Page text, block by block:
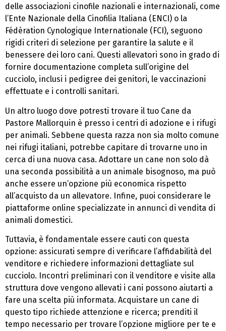
delle associazioni cinofile nazionali e internazionali, come
l’Ente Nazionale della Cinofilia Italiana (ENCI) o la
Fédération Cynologique Internationale (FCI), seguono
rigidi criteri di selezione per garantire la salute e il
benessere dei loro cani. Questi allevatori sono in grado di
fornire documentazione completa sull’origine del
cucciolo, inclusi i pedigree dei genitori, le vaccinazioni
effettuate e i controlli sanitari.
Un altro luogo dove potresti trovare il tuo Cane da
Pastore Mallorquin è presso i centri di adozione e i rifugi
per animali. Sebbene questa razza non sia molto comune
nei rifugi italiani, potrebbe capitare di trovarne uno in
cerca di una nuova casa. Adottare un cane non solo dà
una seconda possibilità a un animale bisognoso, ma può
anche essere un’opzione più economica rispetto
all’acquisto da un allevatore. Infine, puoi considerare le
piattaforme online specializzate in annunci di vendita di
animali domestici.
Tuttavia, è fondamentale essere cauti con questa
opzione: assicurati sempre di verificare l’affidabilità del
venditore e richiedere informazioni dettagliate sul
cucciolo. Incontri preliminari con il venditore e visite alla
struttura dove vengono allevati i cani possono aiutarti a
fare una scelta più informata. Acquistare un cane di
questo tipo richiede attenzione e ricerca; prenditi il
tempo necessario per trovare l’opzione migliore per te e